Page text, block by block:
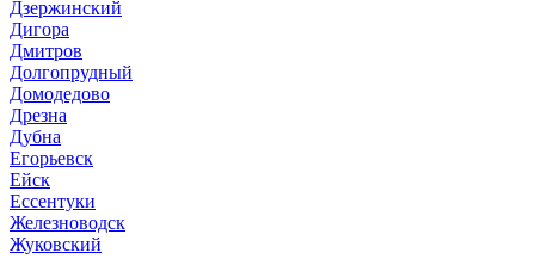
Дзержинский
Дигора
Дмитров
Долгопрудный
Домодедово
Дрезна
Дубна
Егорьевск
Ейск
Ессентуки
Железноводск
Жуковский